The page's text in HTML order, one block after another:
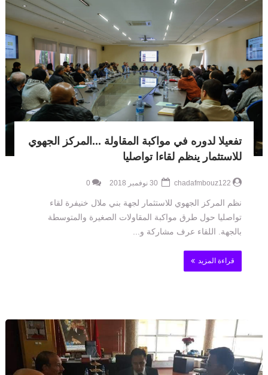
تفعيلا لدوره في مواكبة المقاولة ...المركز الجهوي
للاستثمار ينظم لقاءا تواصليا
chadafmbouz122
0
نظم المركز الجهوي للاستثمار لجهة بني ملال خنيفرة لقاء
تواصليا حول طرق مواكبة المقاولات الصغيرة والمتوسطة
بالجهة. اللقاء عرف مشاركة و...
قراءة المزيد